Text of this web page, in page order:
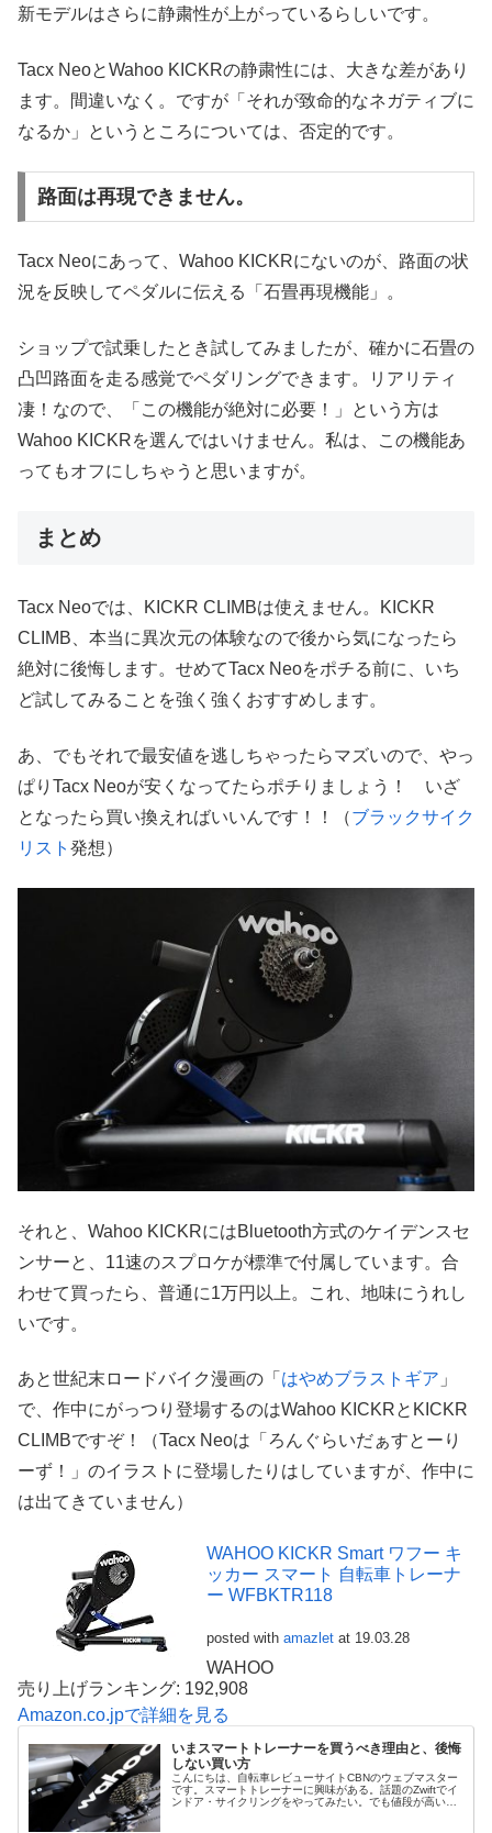
新モデルはさらに静粛性が上がっているらしいです。
Tacx NeoとWahoo KICKRの静粛性には、大きな差があり
ます。間違いなく。ですが「それが致命的なネガティブに
なるか」というところについては、否定的です。
路面は再現できません。
Tacx Neoにあって、Wahoo KICKRにないのが、路面の状
況を反映してペダルに伝える「石畳再現機能」。
ショップで試乗したとき試してみましたが、確かに石畳の
凸凹路面を走る感覚でペダリングできます。リアリティ
凄！なので、「この機能が絶対に必要！」という方は
Wahoo KICKRを選んではいけません。私は、この機能あ
ってもオフにしちゃうと思いますが。
まとめ
Tacx Neoでは、KICKR CLIMBは使えません。KICKR
CLIMB、本当に異次元の体験なので後から気になったら
絶対に後悔します。せめてTacx Neoをポチる前に、いち
ど試してみることを強く強くおすすめします。
あ、でもそれで最安値を逃しちゃったらマズいので、やっ
ぱりTacx Neoが安くなってたらポチりましょう！ いざ
となったら買い換えればいいんです！！（ブラックサイク
リスト 発想）
それと、Wahoo KICKRにはBluetooth方式のケイデンスセ
ンサーと、11速のスプロケが標準で付属しています。合
わせて買ったら、普通に1万円以上。これ、地味にうれし
いです。
あと世紀末ロードバイク漫画の「 はやめブラストギア 」
で、作中にがっつり登場するのはWahoo KICKRとKICKR
CLIMBですぞ！（Tacx Neoは「ろんぐらいだぁすとーり
ーず！」のイラストに登場したりはしていますが、作中に
は出てきていません）
WAHOO KICKR Smart ワフー キ
ッカー スマート 自転車トレーナ
ー WFBKTR118
posted with amazlet at 19.03.28
WAHOO
売り上げランキング: 192,908
Amazon.co.jpで詳細を見る
いまスマートトレーナーを買うべき理由と、後悔
しない買い方
こんにちは、自転車レビューサイトCBNのウェブマスター
です。スマートトレーナーに興味がある。話題のZwiftでイ
ンドア・サイクリングをやってみたい。でも値段が高い